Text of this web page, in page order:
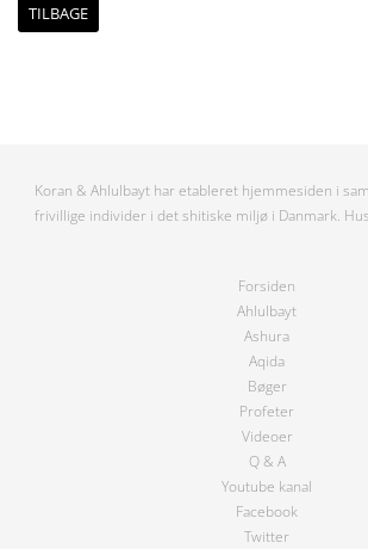
TILBAGE
Koran & Ahlulbayt har etableret hjemmesiden i
frivillige individer i det shitiske miljø i Danmark.
Forsiden
Ahlulbayt
Ashura
Aqida
Bøger
Profeter
Videoer
Q & A
Youtube kanal
Facebook
Twitter